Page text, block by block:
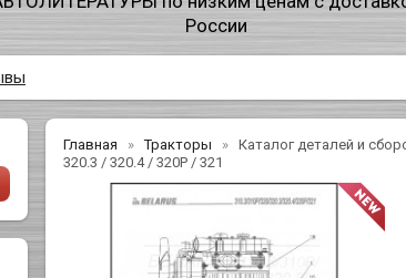
России
Главная Тракторы
Каталог деталей и
320.3 / 320.4 / 320Р / 321